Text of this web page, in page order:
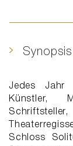
> Synopsis
Jedes Jahr
Künstler,
Schloss